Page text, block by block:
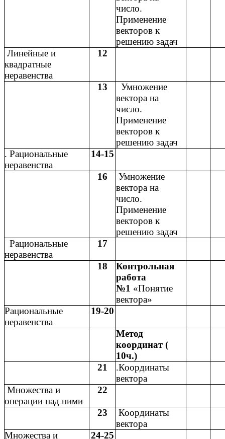
число.
Применение
векторов к
решению задач
Линейные и
квадратные
неравенства
12
13
Умножение
вектора на
число.
Применение
векторов к
решению задач
. Рациональные
неравенства
14-15
16
Умножение
вектора на
число.
Применение
векторов к
решению задач
Рациональные
неравенства
17
18
Контрольная
работа
№1 «Понятие
вектора»
Рациональные
неравенства
19-20
Метод
координат (
10ч.)
21
.Координаты
вектора
Множества и
операции над ними
22
23
Координаты
вектора
Множества и
24-25